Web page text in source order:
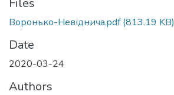
Files
Воронько-Невіднича.pdf(813.19 KB)
Date
2020-03-24
Authors